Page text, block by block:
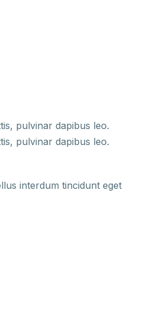
pulvinar dapibus leo.
pulvinar dapibus leo.
interdum tincidunt eget